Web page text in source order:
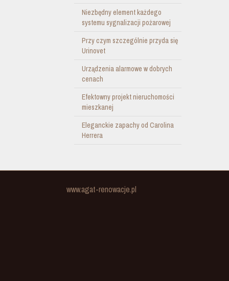
Niezbędny element każdego
systemu sygnalizacji pożarowej
Przy czym szczególnie przyda się
Urinovet
Urządzenia alarmowe w dobrych
cenach
Efektowny projekt nieruchomości
mieszkanej
Eleganckie zapachy od Carolina
Herrera
www.agat-renowacje.pl